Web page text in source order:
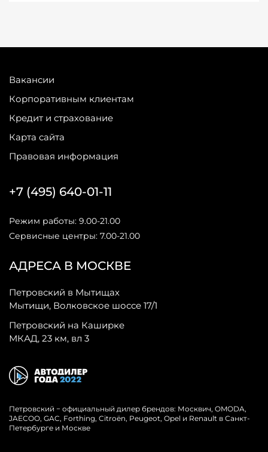
Вакансии
Корпоративным клиентам
Кредит и страхование
Карта сайта
Правовая информация
АДРЕСА В МОСКВЕ
Петровский в Мытищах
Мытищи, Волковское шоссе 17/1
Петровский на Каширке
МКАД, 23 км, вл 3
+7 (495) 640-01-11
Режим работы: 9.00-21.00
Сервисные центры: 7.00-21.00
Петровский − официальный дилер брендов: Москвич, OMODA,
JAECOO, GAC, Forthing, Citroёn, Peugeot, Opel и Renault в Санкт-
Петербурге и Москве